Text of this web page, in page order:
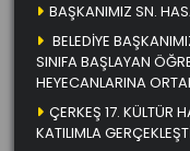
BAŞKANIMIZ SN.
BELEDİYE
SINIFA BAŞLAYAN
HEYECANLARINA
ÇERKEŞ 17. KÜLTÜR
KATILIMLA